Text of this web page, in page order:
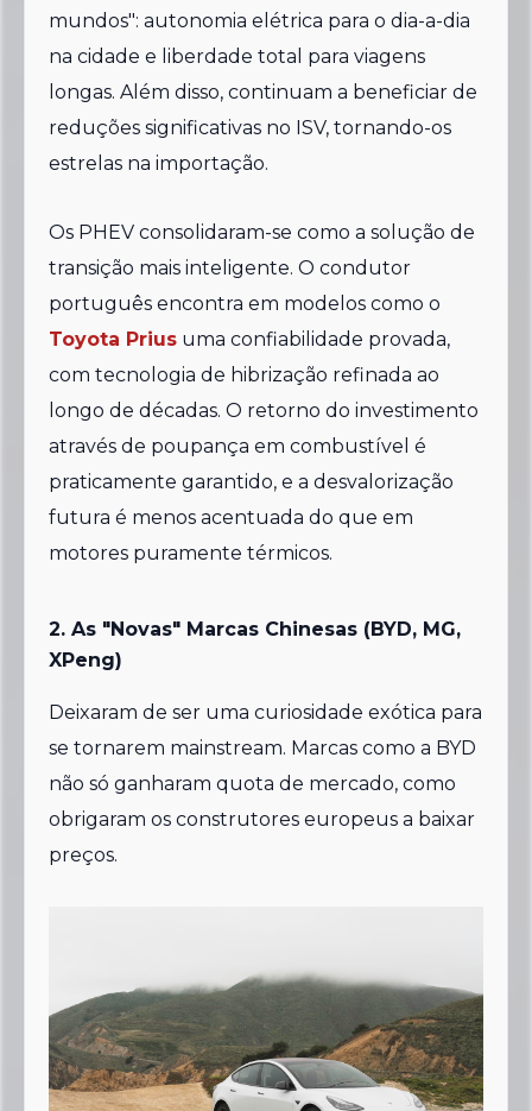
mundos": autonomia elétrica para o dia-a-dia
na cidade e liberdade total para viagens
longas. Além disso, continuam a beneficiar de
reduções significativas no ISV, tornando-os
estrelas na importação.
Os PHEV consolidaram-se como a solução de
transição mais inteligente. O condutor
português encontra em modelos como o
Toyota Prius uma confiabilidade provada,
com tecnologia de hibrização refinada ao
longo de décadas. O retorno do investimento
através de poupança em combustível é
praticamente garantido, e a desvalorização
futura é menos acentuada do que em
motores puramente térmicos.
2. As "Novas" Marcas Chinesas (BYD, MG,
XPeng)
Deixaram de ser uma curiosidade exótica para
se tornarem mainstream. Marcas como a BYD
não só ganharam quota de mercado, como
obrigaram os construtores europeus a baixar
preços.